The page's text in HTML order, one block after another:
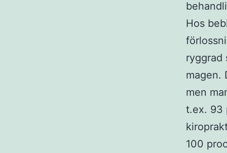
Hos
ryggrad
magen.
men
t.ex. 93
100